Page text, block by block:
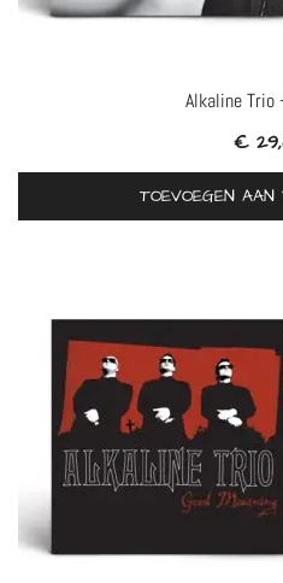
Alkaline Trio
€
TOEVOEGEN AAN